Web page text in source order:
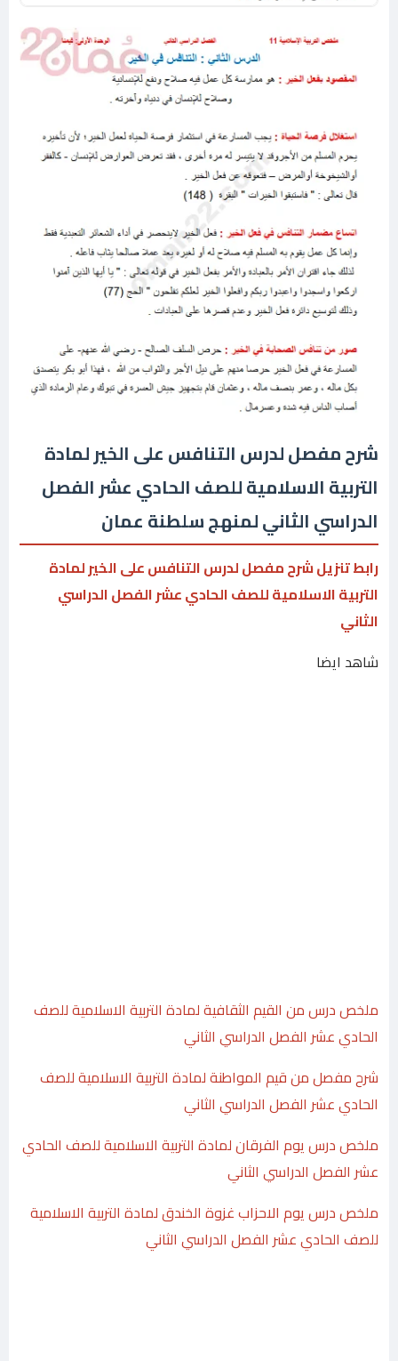
شرح مفصل لدرس التنافس على الخير لمادة
التربية الاسلامية للصف الحادي عشر الفصل
الدراسي الثاني لمنهج سلطنة عمان
رابط تنزيل شرح مفصل لدرس التنافس على الخير لمادة
التربية الاسلامية للصف الحادي عشر الفصل الدراسي
الثاني
شاهد ايضا
ملخص درس من القيم الثقافية لمادة التربية الاسلامية للصف
الحادي عشر الفصل الدراسي الثاني
شرح مفصل من قيم المواطنة لمادة التربية الاسلامية للصف
الحادي عشر الفصل الدراسي الثاني
ملخص درس يوم الفرقان لمادة التربية الاسلامية للصف الحادي
عشر الفصل الدراسي الثاني
ملخص درس يوم الاحزاب غزوة الخندق لمادة التربية الاسلامية
للصف الحادي عشر الفصل الدراسي الثاني